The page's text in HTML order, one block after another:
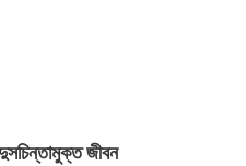
জীবন